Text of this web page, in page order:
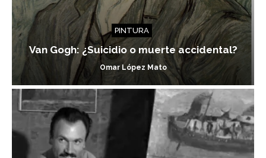
PINTURA
Van Gogh: ¿Suicidio o muerte accidental?
Omar López Mato